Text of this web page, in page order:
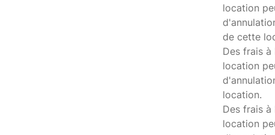
location
de cette
Des frais
location
location.
Des frais à
location